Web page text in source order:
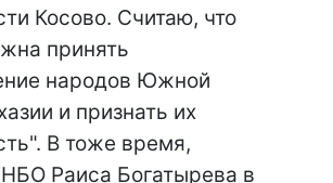
Косово. Считаю, что
принять
народов Южной
и признать их
В тоже время,
Раиса Богатырева в